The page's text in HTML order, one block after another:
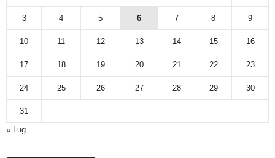
3 4 5 6 7 8 9
10 11 12 13 14 15 16
17 18 19 20 21 22 23
24 25 26 27 28 29 30
31
« Lug